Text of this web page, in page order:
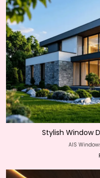
Stylish Window
AIS